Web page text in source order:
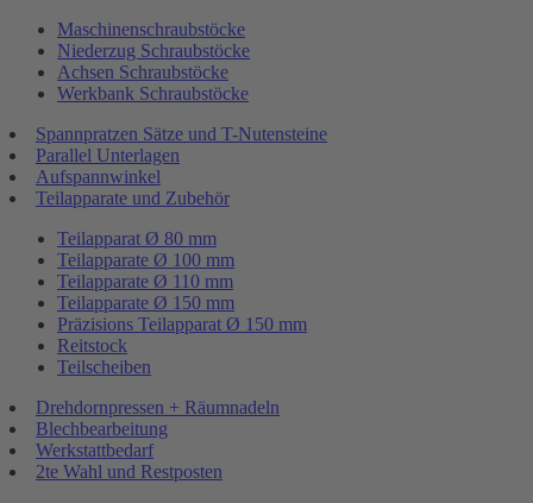
Maschinenschraubstöcke
Niederzug Schraubstöcke
Achsen Schraubstöcke
Werkbank Schraubstöcke
Spannpratzen Sätze und T-Nutensteine
Parallel Unterlagen
Aufspannwinkel
Teilapparate und Zubehör
Teilapparat Ø 80 mm
Teilapparate Ø 100 mm
Teilapparate Ø 110 mm
Teilapparate Ø 150 mm
Präzisions Teilapparat Ø 150 mm
Reitstock
Teilscheiben
Drehdornpressen + Räumnadeln
Blechbearbeitung
Werkstattbedarf
2te Wahl und Restposten